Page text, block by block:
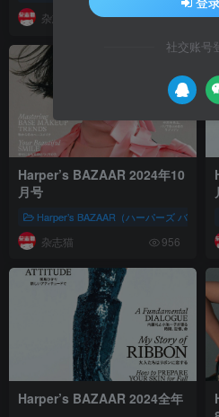
杂志猫 968
Harper’s BAZAAR 2024年10
月号
Harper’s BAZAAR（ハーパーズ バザー)
杂志猫 956
Harper’s BAZAAR 2024全年
社交账号